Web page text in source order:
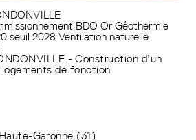
BDO Or Géothermie
seuil 2028 Ventilation naturelle
- Construction d’un
de fonction
Garonne (31)